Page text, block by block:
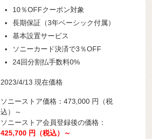
10％OFFクーポン対象
長期保証（3年ベーシック付属）
基本設置サービス
ソニーカード決済で3％OFF
24回分割払手数料0%
2023/4/13 現在価格
ソニーストア価格：473,000 円（税
込）～
ソニーストア会員登録後の価格：
425,700 円（税込）～